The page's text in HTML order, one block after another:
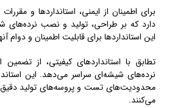
برای اطمینان از ایمنی، استانداردها و
دارد که بر طراحی، تولید و نصب
این استانداردها برای قابلیت اطمینان و دوام
تطابق با استانداردهای کیفیتی، از تضمین
نرده‌های شیشه‌ای سراسر می‌دهد. این
محدودیت‌های تست و پروسه‌های تولید
می‌کنند.